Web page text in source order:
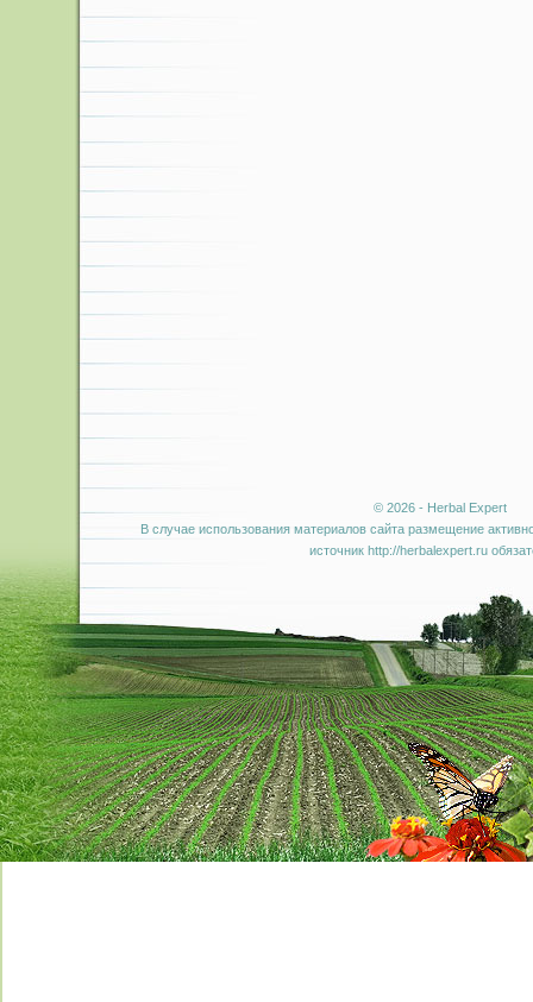
© 2026 - Herbal Expert
В случае использования материалов сайта размещение
источник http://herbalexpert.ru